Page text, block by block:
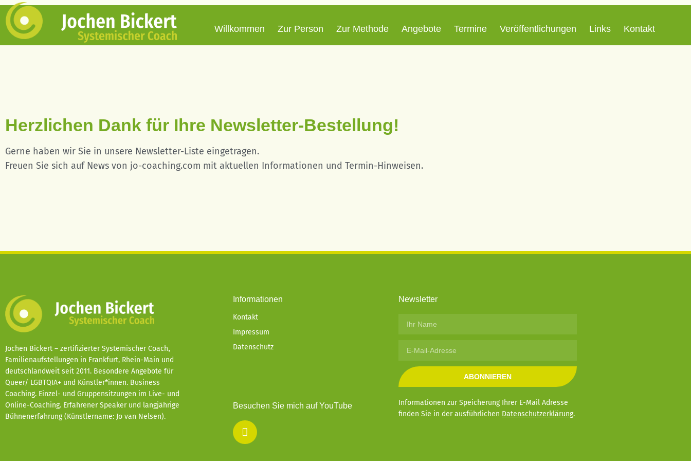
Willkommen Zur Person Zur Methode Angebote Termine Veröffentlichungen Links Kontakt
Herzlichen Dank für Ihre Newsletter-Bestellung!
Gerne haben wir Sie in unsere Newsletter-Liste eingetragen.
Freuen Sie sich auf News von jo-coaching.com mit aktuellen Informationen und Termin-Hinweisen.
Jochen Bickert – zertifizierter Systemischer Coach,
Familienaufstellungen in Frankfurt, Rhein-Main und
deutschlandweit seit 2011. Besondere Angebote für
Queer/ LGBTQIA+ und Künstler*innen. Business
Coaching. Einzel- und Gruppensitzungen im Live- und
Online-Coaching. Erfahrener Speaker und langjährige
Bühnenerfahrung (Künstlername: Jo van Nelsen).
Informationen
Kontakt
Impressum
Datenschutz
Besuchen Sie mich auf YouTube
Newsletter
ABONNIEREN
Informationen zur Speicherung Ihrer E-Mail Adresse
finden Sie in der ausführlichen Datenschutzerklärung.